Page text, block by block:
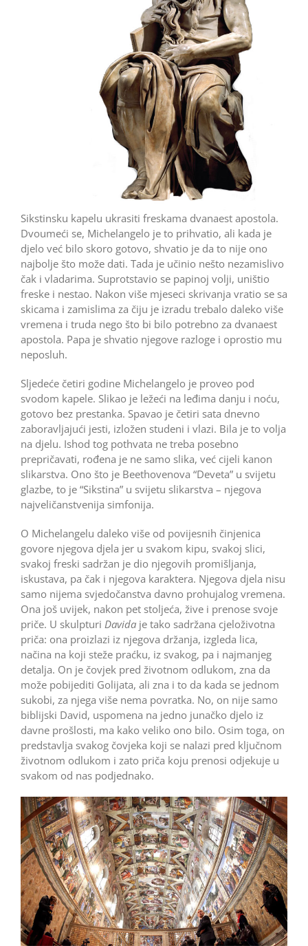
Sikstinsku kapelu ukrasiti freskama dvanaest apostola.
Dvoumeći se, Michelangelo je to prihvatio, ali kada je
djelo već bilo skoro gotovo, shvatio je da to nije ono
najbolje što može dati. Tada je učinio nešto nezamislivo
čak i vladarima. Suprotstavio se papinoj volji, uništio
freske i nestao. Nakon više mjeseci skrivanja vratio se sa
skicama i zamislima za čiju je izradu trebalo daleko više
vremena i truda nego što bi bilo potrebno za dvanaest
apostola. Papa je shvatio njegove razloge i oprostio mu
neposluh.
Sljedeće četiri godine Michelangelo je proveo pod
svodom kapele. Slikao je ležeći na leđima danju i noću,
gotovo bez prestanka. Spavao je četiri sata dnevno
zaboravljajući jesti, izložen studeni i vlazi. Bila je to volja
na djelu. Ishod tog pothvata ne treba posebno
prepričavati, rođena je ne samo slika, već cijeli kanon
slikarstva. Ono što je Beethovenova “Deveta” u svijetu
glazbe, to je “Sikstina” u svijetu slikarstva – njegova
najveličanstvenija simfonija.
O Michelangelu daleko više od povijesnih činjenica
govore njegova djela jer u svakom kipu, svakoj slici,
svakoj freski sadržan je dio njegovih promišljanja,
iskustava, pa čak i njegova karaktera. Njegova djela nisu
samo nijema svjedočanstva davno prohujalog vremena.
Ona još uvijek, nakon pet stoljeća, žive i prenose svoje
priče. U skulpturi Davida je tako sadržana cjeloživotna
priča: ona proizlazi iz njegova držanja, izgleda lica,
načina na koji steže praćku, iz svakog, pa i najmanjeg
detalja. On je čovjek pred životnom odlukom, zna da
može pobijediti Golijata, ali zna i to da kada se jednom
sukobi, za njega više nema povratka. No, on nije samo
biblijski David, uspomena na jedno junačko djelo iz
davne prošlosti, ma kako veliko ono bilo. Osim toga, on
predstavlja svakog čovjeka koji se nalazi pred ključnom
životnom odlukom i zato priča koju prenosi odjekuje u
svakom od nas podjednako.